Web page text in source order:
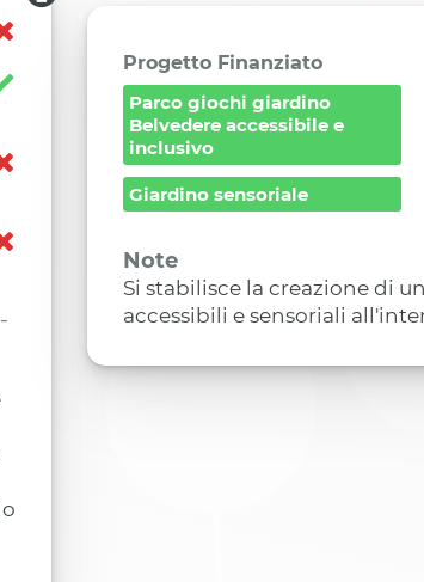
-
Progetto Finanziato
Parco giochi giardino
Belvedere accessibile e
inclusivo
Giardino sensoriale
Note
Si stabilisce la creazione di
accessibili e sensoriali